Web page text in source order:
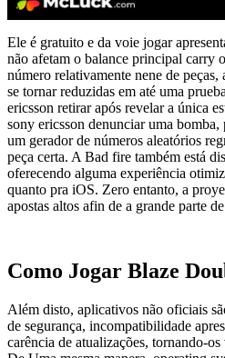
Ele é gratuito e da voie jogar
não afetam o balance principal carry
número relativamente nene de peças,
se tornar reduzidas em até uma
ericsson retirar após revelar a única
sony ericsson denunciar uma
um gerador de números aleatórios
peça certa. A Bad fire também está
oferecendo alguma experiência
quanto pra iOS. Zero entanto, a
apostas altos afin de a grande parte
Como Jogar Blaze
Além disto, aplicativos não oficiais
de segurança, incompatibilidade
carência de atualizações, tornando-